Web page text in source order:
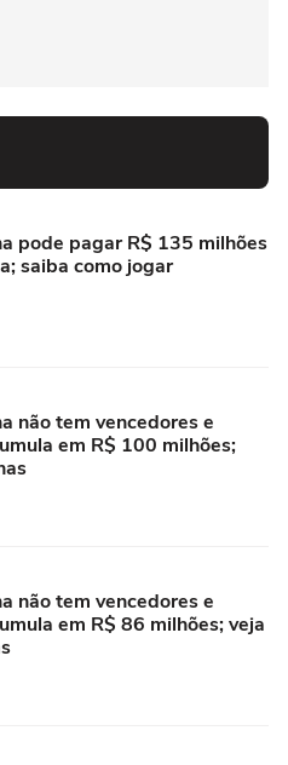
pode pagar R$ 135 milhões
saiba como jogar
não tem vencedores e
em R$ 100 milhões;
não tem vencedores e
em R$ 86 milhões; veja